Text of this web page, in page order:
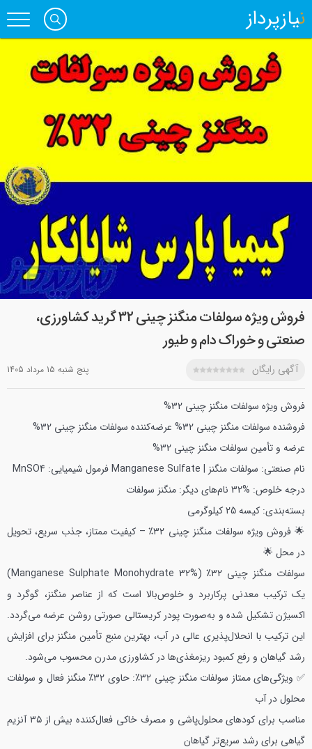
نیازپرداز
فروش ویژه سولفات منگنز چینی 32 گرید کشاورزی،
صنعتی و خوراک دام و طیور
آگهی رایگان پنج شنبه 15 مرداد 1405
فروش ویژه سولفات منگنز چینی 32%
فروشنده سولفات منگنز چینی 32%
عرضه‌کننده سولفات منگنز چینی 32%
عرضه و تأمین سولفات منگنز چینی 32%
نام صنعتی: سولفات منگنز | Manganese Sulfate
فرمول شیمیایی: MnSO4
درجه خلوص: %32
نام‌های دیگر: منگنز سولفات
بسته‌بندی: کیسه 25 کیلوگرمی
🌟 فروش ویژه سولفات منگنز چینی ۳۲٪ – کیفیت ممتاز، جذب سریع، تحویل
در محل 🌟
سولفات منگنز چینی ۳۲٪ (Manganese Sulphate Monohydrate 32%)
یک ترکیب معدنی پرکاربرد و خلوص‌بالا است که از عناصر منگنز، گوگرد و
اکسیژن تشکیل شده و به‌صورت پودر کریستالی صورتی روشن عرضه می‌گردد.
این ترکیب با انحلال‌پذیری عالی در آب، بهترین منبع تأمین منگنز برای افزایش
رشد گیاهان و رفع کمبود ریزمغذی‌ها در کشاورزی مدرن محسوب می‌شود.
✅ ویژگی‌های ممتاز سولفات منگنز چینی ۳۲٪:
حاوی ۳۲٪ منگنز فعال و سولفات
محلول در آب
مناسب برای کودهای محلول‌پاشی و مصرف خاکی
فعال‌کننده بیش از ۳۵ آنزیم
گیاهی برای رشد سریع‌تر گیاهان